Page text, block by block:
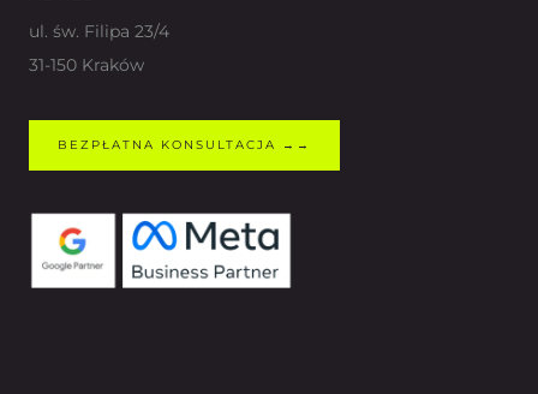
ul. św. Filipa 23/4
31-150 Kraków
BEZPŁATNA KONSULTACJA →